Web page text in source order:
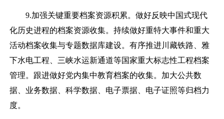
9.加强关键重要档案资源积累。做好反映中国式现代
化历史进程的档案资源收集。持续做好重特大事件和重大
活动档案收集与专题数据库建设。有序推进川藏铁路、雅
下水电工程、三峡水运新通道等国家重大标志性工程档案
管理。跟进做好党内集中教育档案的收集。加大公共数
据、业务数据、科学数据、电子票据、电子证照等归档力
度。